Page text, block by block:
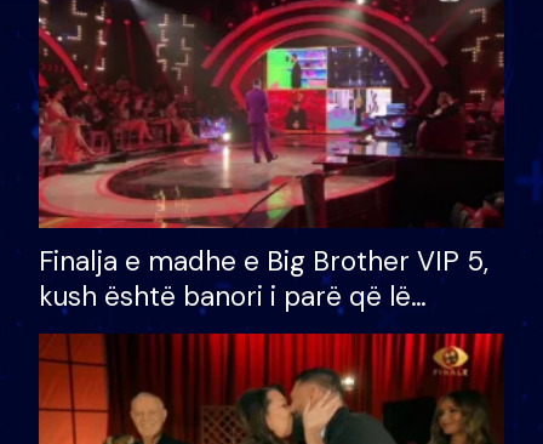
Finalja e madhe e Big Brother VIP 5,
kush është banori i parë që lë
shtëpinë dhe humb mundësinë për
të fituar çmimin e madh